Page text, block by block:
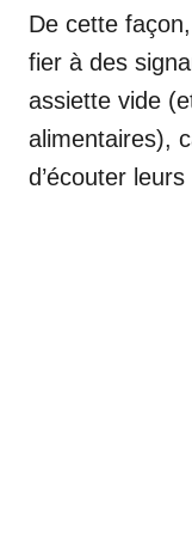
De cette
fier à des
assiette vide
alimentaires),
d’écouter